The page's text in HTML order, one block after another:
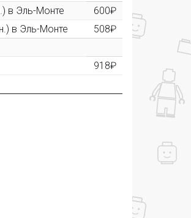
скидку
в Эль-Монте
600₽
в Эль-Монте
508₽
918₽